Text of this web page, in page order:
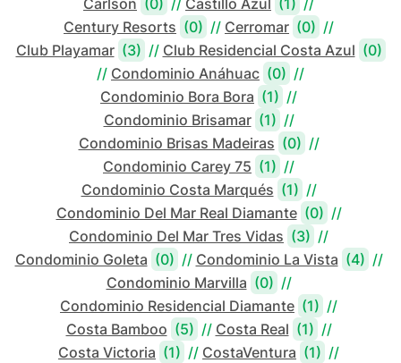
Carlson (0) // Castillo Azul (1) //
Century Resorts (0) // Cerromar (0) //
Club Playamar (3) // Club Residencial Costa Azul (0)
// Condominio Anáhuac (0) //
Condominio Bora Bora (1) //
Condominio Brisamar (1) //
Condominio Brisas Madeiras (0) //
Condominio Carey 75 (1) //
Condominio Costa Marqués (1) //
Condominio Del Mar Real Diamante (0) //
Condominio Del Mar Tres Vidas (3) //
Condominio Goleta (0) // Condominio La Vista (4) //
Condominio Marvilla (0) //
Condominio Residencial Diamante (1) //
Costa Bamboo (5) // Costa Real (1) //
Costa Victoria (1) // CostaVentura (1) //